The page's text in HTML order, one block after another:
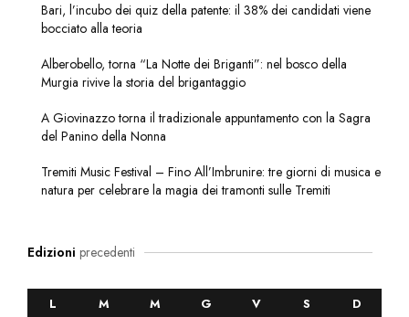
Bari, l’incubo dei quiz della patente: il 38% dei candidati viene
bocciato alla teoria
Alberobello, torna “La Notte dei Briganti”: nel bosco della
Murgia rivive la storia del brigantaggio
A Giovinazzo torna il tradizionale appuntamento con la Sagra
del Panino della Nonna
Tremiti Music Festival – Fino All’Imbrunire: tre giorni di musica e
natura per celebrare la magia dei tramonti sulle Tremiti
Edizioni precedenti
L M M G V S
D